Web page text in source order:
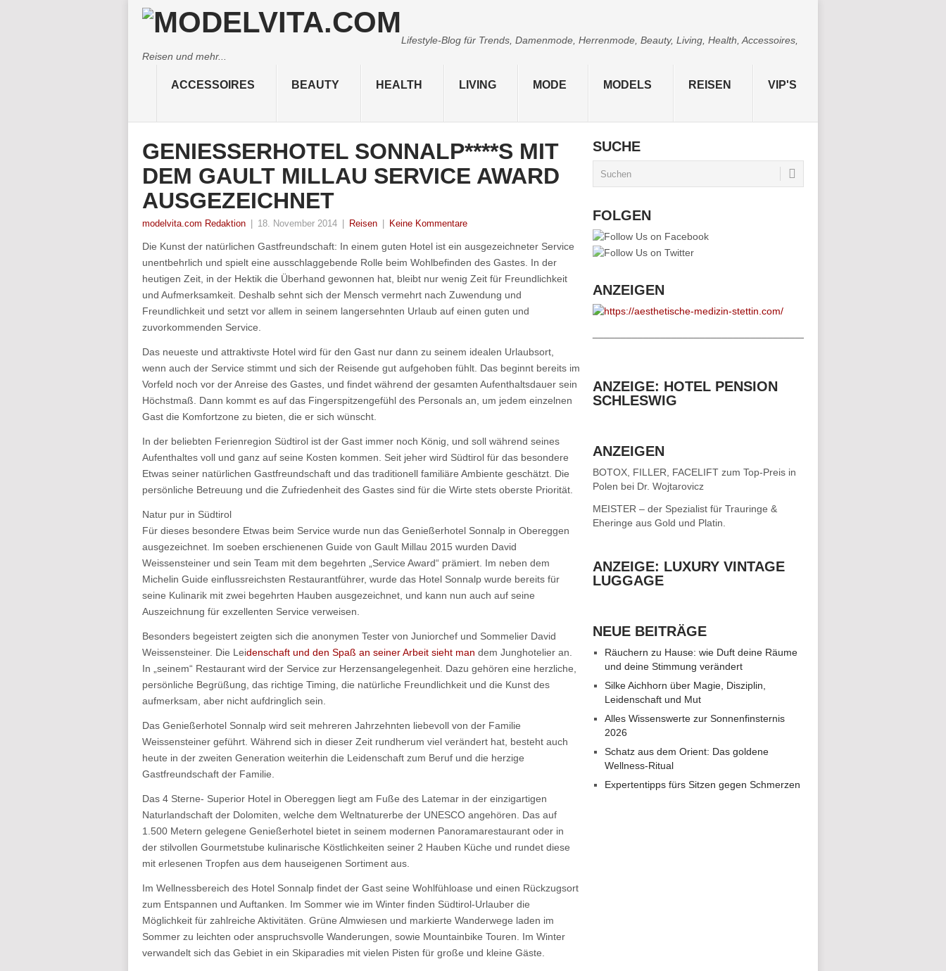
Lifestyle-Blog für Trends, Damenmode, Herrenmode, Beauty, Living, Health, Accessoires,
Reisen und mehr...
ACCESSOIRES BEAUTY HEALTH LIVING MODE MODELS REISEN VIP'S
GENIESSERHOTEL SONNALP****S MIT D
EM GAULT MILLAU SERVICE AWARD A
USGEZEICHNET
modelvita.com Redaktion 18. November 2014 Reisen Keine Kommentare
Die Kunst der natürlichen Gastfreundschaft: In einem guten Hotel ist ein ausgezeichneter Service
unentbehrlich und spielt eine ausschlaggebende Rolle beim Wohlbefinden des Gastes. In der
heutigen Zeit, in der Hektik die Überhand gewonnen hat, bleibt nur wenig Zeit für Freundlichkeit
und Aufmerksamkeit. Deshalb sehnt sich der Mensch vermehrt nach Zuwendung und
Freundlichkeit und setzt vor allem in seinem langersehnten Urlaub auf einen guten und
zuvorkommenden Service.
Das neueste und attraktivste Hotel wird für den Gast nur dann zu seinem idealen Urlaubsort,
wenn auch der Service stimmt und sich der Reisende gut aufgehoben fühlt. Das beginnt bereits im
Vorfeld noch vor der Anreise des Gastes, und findet während der gesamten Aufenthaltsdauer sein
Höchstmaß. Dann kommt es auf das Fingerspitzengefühl des Personals an, um jedem einzelnen
Gast die Komfortzone zu bieten, die er sich wünscht.
In der beliebten Ferienregion Südtirol ist der Gast immer noch König, und soll während seines
Aufenthaltes voll und ganz auf seine Kosten kommen. Seit jeher wird Südtirol für das besondere
Etwas seiner natürlichen Gastfreundschaft und das traditionell familiäre Ambiente geschätzt. Die
persönliche Betreuung und die Zufriedenheit des Gastes sind für die Wirte stets oberste Priorität.
Natur pur in Südtirol
Für dieses besondere Etwas beim Service wurde nun das Genießerhotel Sonnalp in Obereggen
ausgezeichnet. Im soeben erschienenen Guide von Gault Millau 2015 wurden David
Weissensteiner und sein Team mit dem begehrten „Service Award“ prämiert. Im neben dem
Michelin Guide einflussreichsten Restaurantführer, wurde das Hotel Sonnalp wurde bereits für
seine Kulinarik mit zwei begehrten Hauben ausgezeichnet, und kann nun auch auf seine
Auszeichnung für exzellenten Service verweisen.
Besonders begeistert zeigten sich die anonymen Tester von Juniorchef und Sommelier David
Weissensteiner. Die Leidenschaft und den Spaß an seiner Arbeit sieht man dem Junghotelier an.
In „seinem“ Restaurant wird der Service zur Herzensangelegenheit. Dazu gehören eine herzliche,
persönliche Begrüßung, das richtige Timing, die natürliche Freundlichkeit und die Kunst des
aufmerksam, aber nicht aufdringlich sein.
Das Genießerhotel Sonnalp wird seit mehreren Jahrzehnten liebevoll von der Familie
Weissensteiner geführt. Während sich in dieser Zeit rundherum viel verändert hat, besteht auch
heute in der zweiten Generation weiterhin die Leidenschaft zum Beruf und die herzige
Gastfreundschaft der Familie.
Das 4 Sterne- Superior Hotel in Obereggen liegt am Fuße des Latemar in der einzigartigen
Naturlandschaft der Dolomiten, welche dem Weltnaturerbe der UNESCO angehören. Das auf
1.500 Metern gelegene Genießerhotel bietet in seinem modernen Panoramarestaurant oder in
der stilvollen Gourmetstube kulinarische Köstlichkeiten seiner 2 Hauben Küche und rundet diese
mit erlesenen Tropfen aus dem hauseigenen Sortiment aus.
Im Wellnessbereich des Hotel Sonnalp findet der Gast seine Wohlfühloase und einen Rückzugsort
zum Entspannen und Auftanken. Im Sommer wie im Winter finden Südtirol-Urlauber die
Möglichkeit für zahlreiche Aktivitäten. Grüne Almwiesen und markierte Wanderwege laden im
Sommer zu leichten oder anspruchsvolle Wanderungen, sowie Mountainbike Touren. Im Winter
verwandelt sich das Gebiet in ein Skiparadies mit vielen Pisten für große und kleine Gäste.
SUCHE
FOLGEN
ANZEIGEN
ANZEIGE: HOTEL PENSION
SCHLESWIG
ANZEIGEN
BOTOX, FILLER, FACELIFT zum Top-Preis in
Polen bei Dr. Wojtarovicz
MEISTER – der Spezialist für Trauringe &
Eheringe aus Gold und Platin.
ANZEIGE: LUXURY VINTAGE
LUGGAGE
NEUE BEITRÄGE
Räuchern zu Hause: wie Duft deine Räume
und deine Stimmung verändert
Silke Aichhorn über Magie, Disziplin,
Leidenschaft und Mut
Alles Wissenswerte zur Sonnenfinsternis
2026
Schatz aus dem Orient: Das goldene
Wellness-Ritual
Expertentipps fürs Sitzen gegen Schmerzen